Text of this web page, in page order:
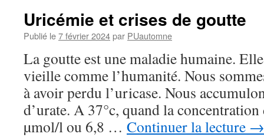
Uricémie et crises de goutte
Publié le7 février 2024par PUautomne
La goutte est une maladie humaine.
vieille comme l’humanité. Nous
à avoir perdu l’uricase. Nous
d’urate. A 37°c, quand la concentration
µmol/l ou 6,8 … Continuer la lecture →